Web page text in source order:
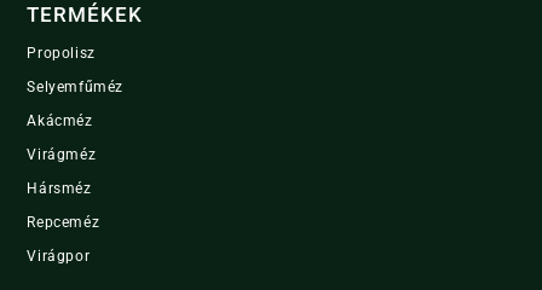
TERMÉKEK
Propolisz
Selyemfűméz
Akácméz
Virágméz
Hársméz
Repceméz
Virágpor